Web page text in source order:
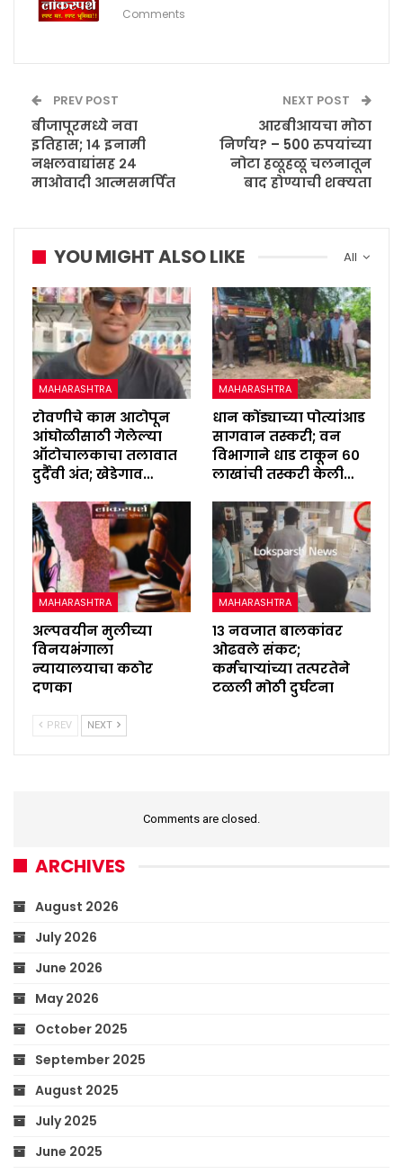
Comments
PREV POST
बीजापूरमध्ये नवा
इतिहास; १४ इनामी
नक्षलवाद्यांसह २४
माओवादी आत्मसमर्पित
NEXT POST
आरबीआयचा मोठा
निर्णय? – 500 रुपयांच्या
नोटा हळूहळू चलनातून
बाद होण्याची शक्यता
All
YOU MIGHT ALSO LIKE
MAHARASHTRA
रोवणीचे काम आटोपून
आंघोळीसाठी गेलेल्या
ऑटोचालकाचा तलावात
दुर्दैवी अंत; खेडेगाव…
MAHARASHTRA
धान कोंड्याच्या पोत्यांआड
सागवान तस्करी; वन
विभागाने धाड टाकून ६०
लाखांची तस्करी केली…
MAHARASHTRA
अल्पवयीन मुलीच्या
विनयभंगाला
न्यायालयाचा कठोर
दणका
MAHARASHTRA
१३ नवजात बालकांवर
ओढवले संकट;
कर्मचाऱ्यांच्या तत्परतेने
टळली मोठी दुर्घटना
PREV NEXT
Comments are closed.
ARCHIVES
August 2026
July 2026
June 2026
May 2026
October 2025
September 2025
August 2025
July 2025
June 2025